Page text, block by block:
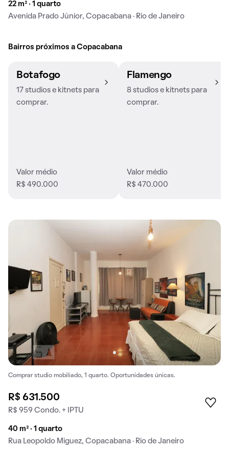
22 m² · 1 quarto
Avenida Prado Júnior, Copacabana · Rio de Janeiro
Bairros próximos a Copacabana
Botafogo
17 studios e kitnets para
comprar.
Valor médio
R$ 490.000
Flamengo
8 studios e kitnets para
comprar.
Valor médio
R$ 470.000
Comprar studio mobiliado, 1 quarto. Oportunidades únicas.
R$ 631.500
R$ 959 Condo. + IPTU
40 m² · 1 quarto
Rua Leopoldo Miguez, Copacabana · Rio de Janeiro